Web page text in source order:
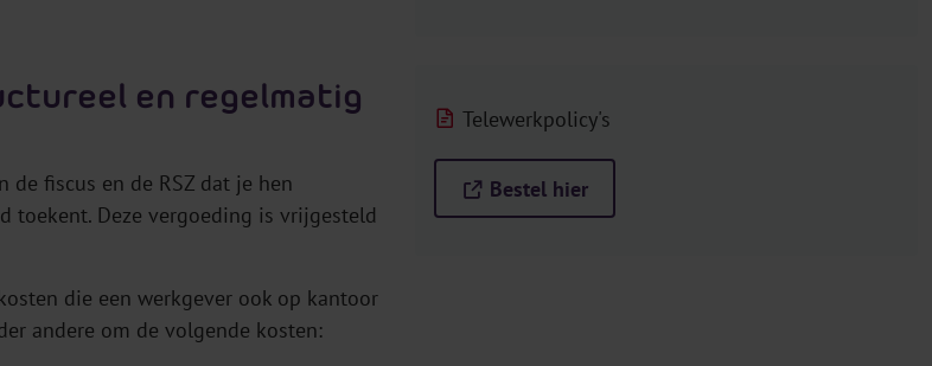
en regelmatig
de fiscus en de RSZ dat je hen
toekent. Deze vergoeding is vrijgesteld
die een werkgever ook op kantoor
andere om de volgende kosten:
Telewerkpolicy's
Bestel hier